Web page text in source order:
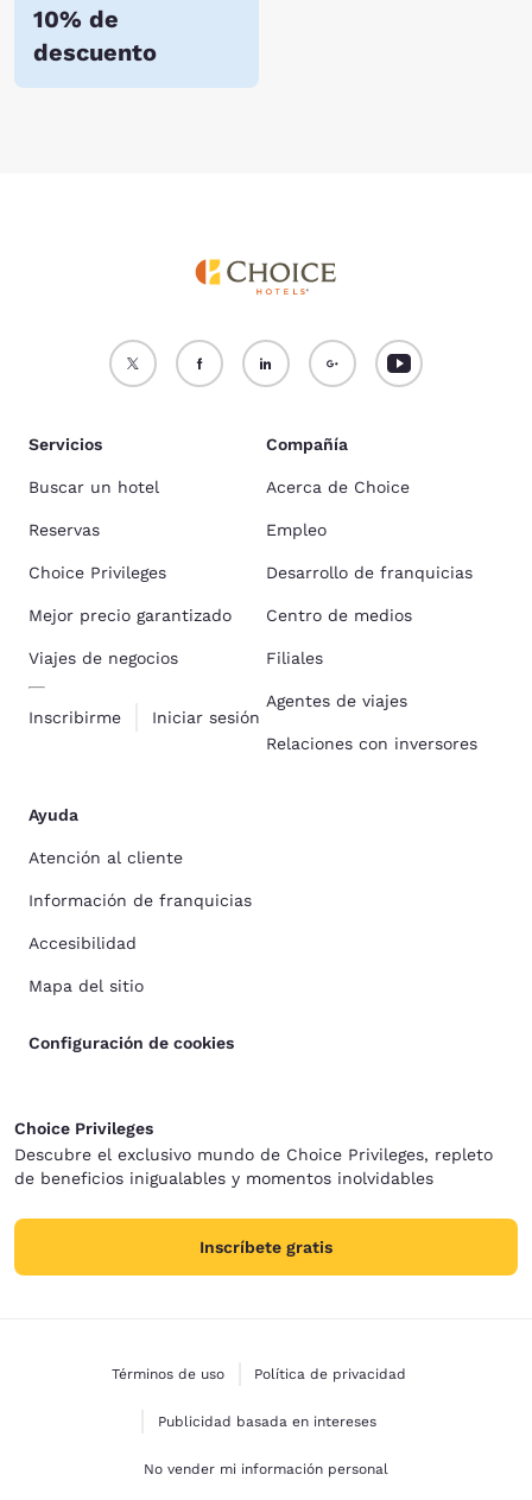
10% de
descuento
Servicios
Buscar un hotel
Reservas
Choice Privileges
Mejor precio garantizado
Viajes de negocios
Inscribirme Iniciar sesión
Compañía
Acerca de Choice
Empleo
Desarrollo de franquicias
Centro de medios
Filiales
Agentes de viajes
Relaciones con inversores
Ayuda
Atención al cliente
Información de franquicias
Accesibilidad
Mapa del sitio
Configuración de cookies
Choice Privileges
Descubre el exclusivo mundo de Choice Privileges, repleto
de beneficios inigualables y momentos inolvidables
Inscríbete gratis
Términos de uso Política de privacidad
Publicidad basada en intereses
No vender mi información personal